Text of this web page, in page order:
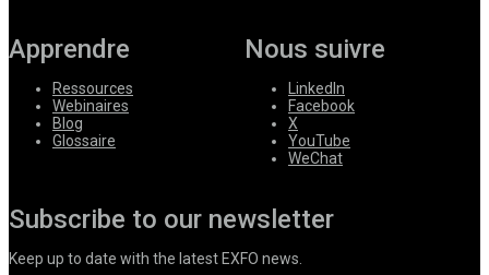
Apprendre
Ressources
Webinaires
Blog
Glossaire
Nous suivre
LinkedIn
Facebook
X
YouTube
WeChat
Subscribe to our newsletter
Keep up to date with the latest EXFO news.